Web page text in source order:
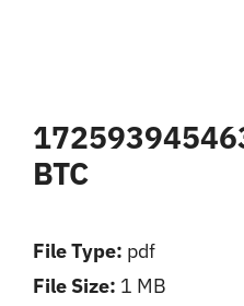
Chia Sẻ Chuyên Môn
Liên Hệ
BTC
File Type: pdf
File Size: 1 MB